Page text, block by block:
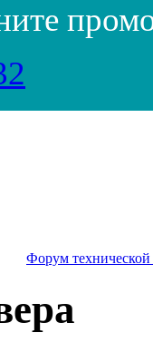
Форум